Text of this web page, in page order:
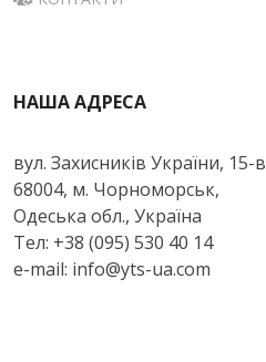
НАША АДРЕСА
вул. Захисників України, 15-в
68004, м. Чорноморськ,
Одеська обл., Україна
Тел: +38 (095) 530 40 14
e-mail: info@yts-ua.com